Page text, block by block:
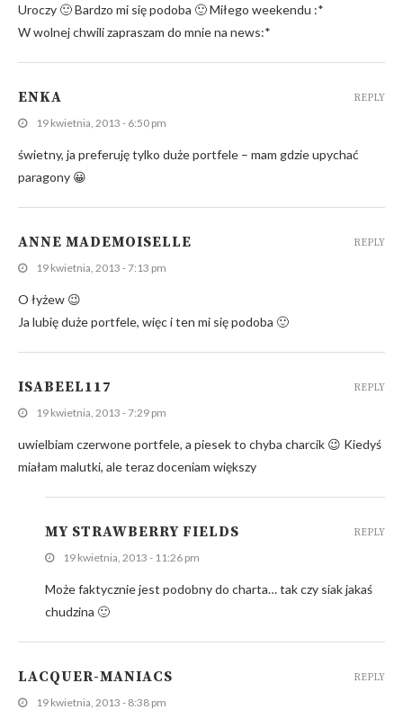
Uroczy 🙂 Bardzo mi się podoba 🙂 Miłego weekendu :*
W wolnej chwili zapraszam do mnie na news:*
ENKA
19 kwietnia, 2013 - 6:50 pm
świetny, ja preferuję tylko duże portfele – mam gdzie upychać
paragony 😀
REPLY
ANNE MADEMOISELLE
19 kwietnia, 2013 - 7:13 pm
O łyżew 😉
Ja lubię duże portfele, więc i ten mi się podoba 🙂
REPLY
ISABEEL117
19 kwietnia, 2013 - 7:29 pm
uwielbiam czerwone portfele, a piesek to chyba charcik 😉 Kiedyś
miałam malutki, ale teraz doceniam większy
REPLY
MY STRAWBERRY FIELDS
19 kwietnia, 2013 - 11:26 pm
Może faktycznie jest podobny do charta… tak czy siak jakaś
chudzina 🙂
REPLY
LACQUER-MANIACS
19 kwietnia, 2013 - 8:38 pm
REPLY